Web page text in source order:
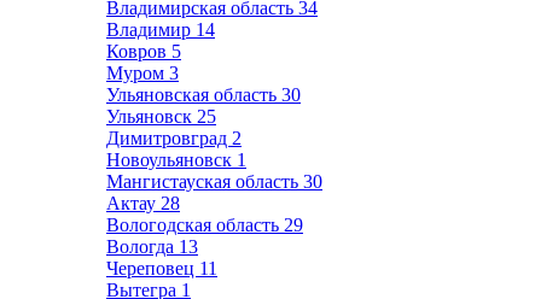
Владимирская область 34
Владимир 14
Ковров 5
Муром 3
Ульяновская область 30
Ульяновск 25
Димитровград 2
Новоульяновск 1
Мангистауская область 30
Актау 28
Вологодская область 29
Вологда 13
Череповец 11
Вытегра 1